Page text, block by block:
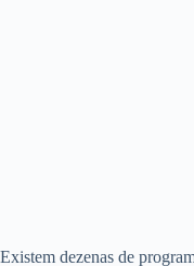
Existem dezenas de